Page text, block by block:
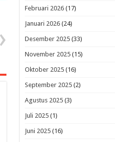
Februari 2026(17)
Januari 2026(24)
Desember 2025(33)
November 2025(15)
Oktober 2025(16)
September 2025(2)
Agustus 2025(3)
Juli 2025(1)
Juni 2025(16)